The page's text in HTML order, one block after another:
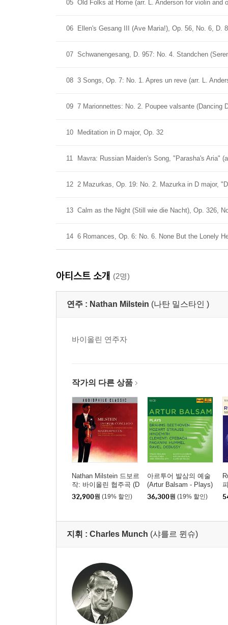
05 Old Folks at Home (arr. L. Anderson for violin and
06 Ellen's Gesang III (Ave Maria!), Op. 56, No. 6, D.
07 Schwanengesang, D. 957: No. 4. Standchen
08 3 Songs, Op. 7: No. 1. Apres un reve (arr. L.
09 7 Marionnettes: No. 2. Poupee valsante (Dancing
10 Meditation in D major, Op. 32
11 Mavra: Russian Maiden's Song, "Parasha's Aria"
12 2 Mazurkas, Op. 19: No. 2. Mazurka in D major,
13 Calm as the Night (Still wie die Nacht), Op. 326,
14 6 Romances, Op. 6: No. 6. None But the Lonely
아티스트 소개 (2명)
연주 : Nathan Milstein (나탄 밀스타인 )
바이올린 연주자
작가의 다른 상품
Nathan Milstein 드보르
작: 바이올린 협주곡 (D
vorak Concerto & Mast
erpieces)
32,900원 (19% 할인)
아르투어 발삼의 예술
(Artur Balsam - Plays)
36,300원 (19% 할인)
지휘 : Charles Munch (샤를르 뮌슈)